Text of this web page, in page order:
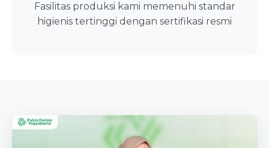
Fasilitas produksi kami memenuhi standar
higienis tertinggi dengan sertifikasi resmi